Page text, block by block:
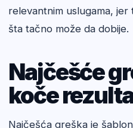
relevantnim uslugama,
šta tačno može da dobije.
Najčešće
koče
Najčešća greška je